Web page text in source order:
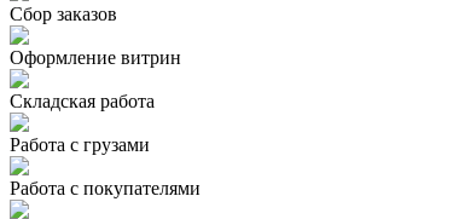
Сбор заказов
Оформление витрин
Складская работа
Работа с грузами
Работа с покупателями